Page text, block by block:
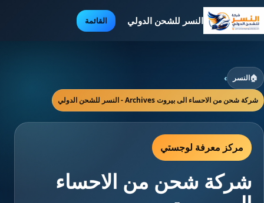
النسر للشحن الدولي القائمة
🏠النسر ›
شركة شحن من الاحساء الى بيروت Archives - النسر للشحن الدولي
مركز معرفة لوجستي
شركة شحن من الاحساء